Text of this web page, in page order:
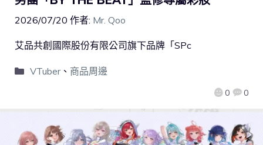
2026/07/20 作者: Mr. Qoo
0 0
艾品共創國際股份有限公司旗下品牌「SPc
VTuber、 商品周邊